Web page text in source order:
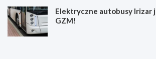
Elektryczne autobusy Irizar
GZM!
N
K